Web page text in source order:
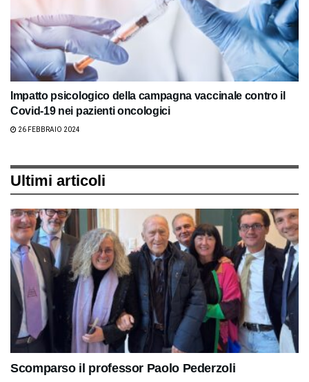
Impatto psicologico della campagna vaccinale contro il
Covid-19 nei pazienti oncologici
26 FEBBRAIO 2024
Ultimi articoli
Scomparso il professor Paolo Pederzoli